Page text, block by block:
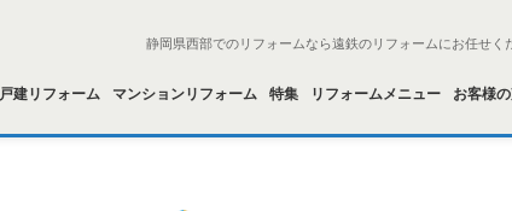
静岡県西部でのリフォームなら遠鉄のリフォームにお任せく
戸建リフォーム マンションリフォーム 特集 リフォームメニュー お客様